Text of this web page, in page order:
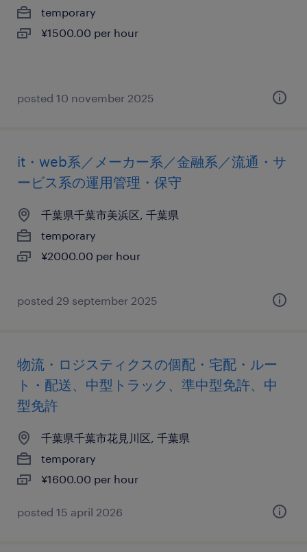
temporary
¥1500.00 per hour
posted 10 november 2025
it・web系／メーカー系／金融系／流通・サ
ービス系の運用管理・保守
千葉県千葉市美浜区, 千葉県
temporary
¥2000.00 per hour
posted 29 september 2025
物流・ロジスティクスの個配・宅配・ルー
ト・配送、中型トラック、準中型免許、中
型免許
千葉県千葉市花見川区, 千葉県
temporary
¥1600.00 per hour
posted 15 april 2026